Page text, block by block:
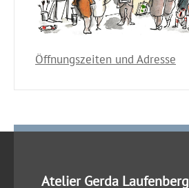
Öffnungszeiten und Adresse
Atelier Gerda Laufenberg